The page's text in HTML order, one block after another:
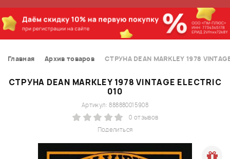
Главная Архив товаров СТРУНА DEAN MARKLEY 1978
СТРУНА DEAN MARKLEY 1978 VINTAGE ELECTRIC
010
Поделиться
Артикул: 888880015908
0 отзывов